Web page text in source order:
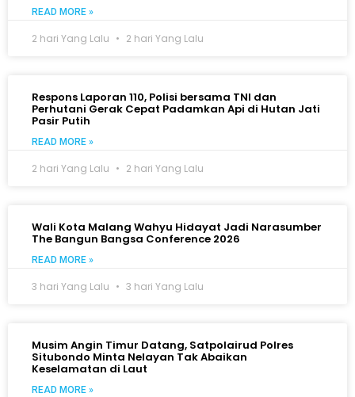
READ MORE »
2 hari Yang Lalu 2 hari Yang Lalu
Respons Laporan 110, Polisi bersama TNI dan
Perhutani Gerak Cepat Padamkan Api di Hutan Jati
Pasir Putih
READ MORE »
2 hari Yang Lalu 2 hari Yang Lalu
Wali Kota Malang Wahyu Hidayat Jadi Narasumber
The Bangun Bangsa Conference 2026
READ MORE »
3 hari Yang Lalu 3 hari Yang Lalu
Musim Angin Timur Datang, Satpolairud Polres
Situbondo Minta Nelayan Tak Abaikan
Keselamatan di Laut
READ MORE »